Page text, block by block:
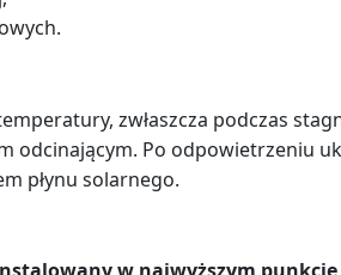
zwłaszcza podczas
odcinającym. Po odpowietrzeniu
płynu solarnego.